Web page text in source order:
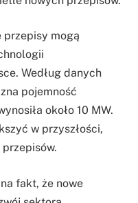
przepisy mogą
Według danych
pojemność
około 10 MW.
w przyszłości,
fakt, że nowe